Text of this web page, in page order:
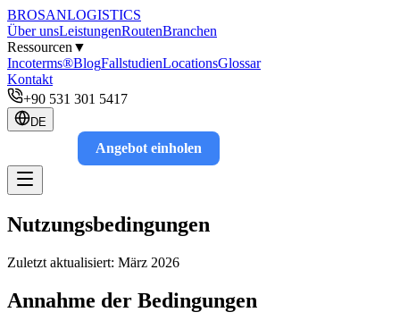
BROSANLOGISTICS
Über unsLeistungenRoutenBranchen
Ressourcen ▼
Incoterms®BlogFallstudienLocationsGlossar
Kontakt
+90 531 301 5417
DE
Angebot einholen
Nutzungsbedingungen
Zuletzt aktualisiert: März 2026
Annahme der Bedingungen